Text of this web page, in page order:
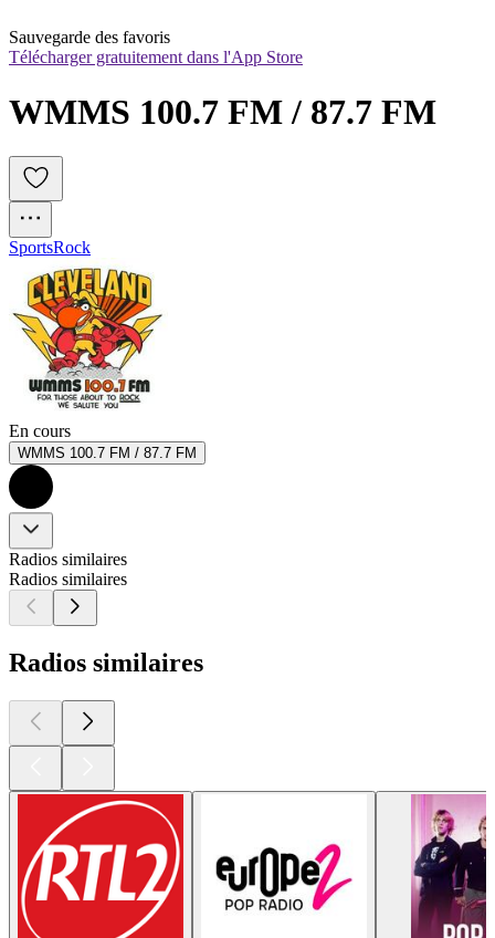
Sauvegarde des favoris
Télécharger gratuitement dans l'App Store
WMMS 100.7 FM / 87.7 FM
SportsRock
En cours
WMMS 100.7 FM / 87.7 FM
Radios similaires
Radios similaires
Radios similaires